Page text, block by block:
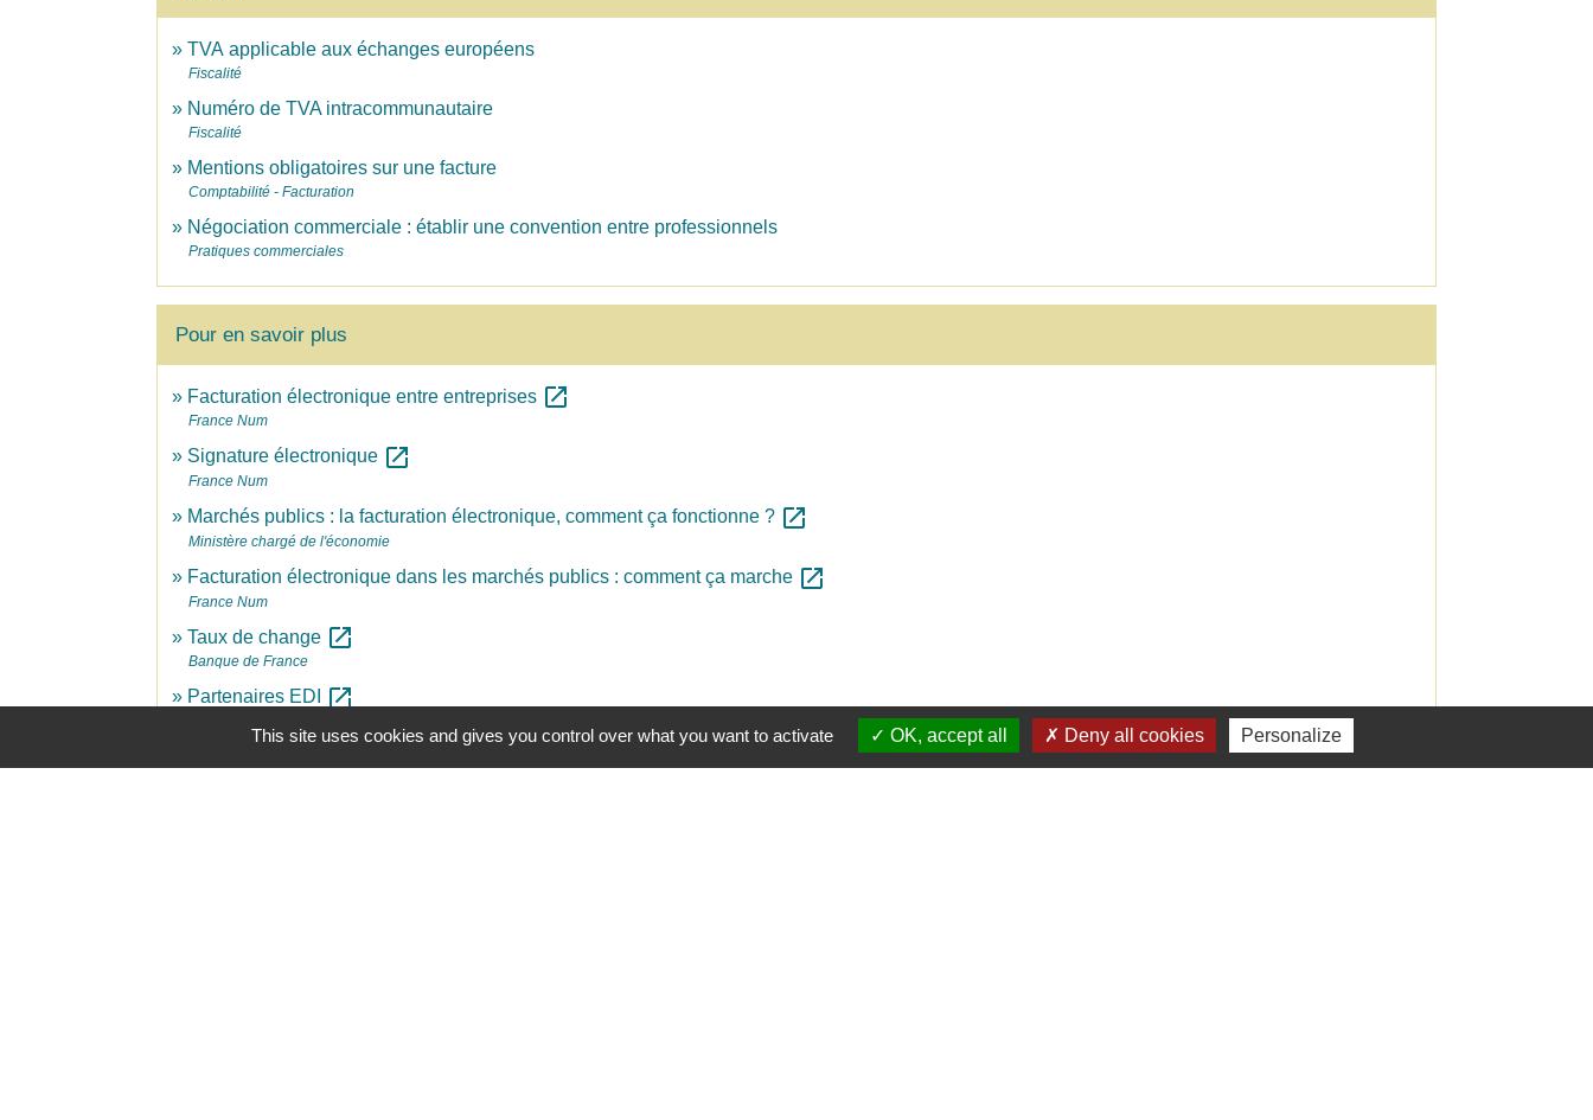
TVA applicable aux échanges européens
Fiscalité
Numéro de TVA intracommunautaire
Fiscalité
Mentions obligatoires sur une facture
Comptabilité - Facturation
Négociation commerciale : établir une convention entre professionnels
Pratiques commerciales
Pour en savoir plus
Facturation électronique entre entreprises open_in_new
France Num
Signature électronique open_in_new
France Num
Marchés publics : la facturation électronique, comment ça fonctionne ? open_in_new
Ministère chargé de l'économie
Facturation électronique dans les marchés publics : comment ça marche open_in_new
France Num
Taux de change open_in_new
Banque de France
Partenaires EDI open_in_new
This site uses cookies and gives you control over what you want to activate OK, accept all Deny all cookies Personalize